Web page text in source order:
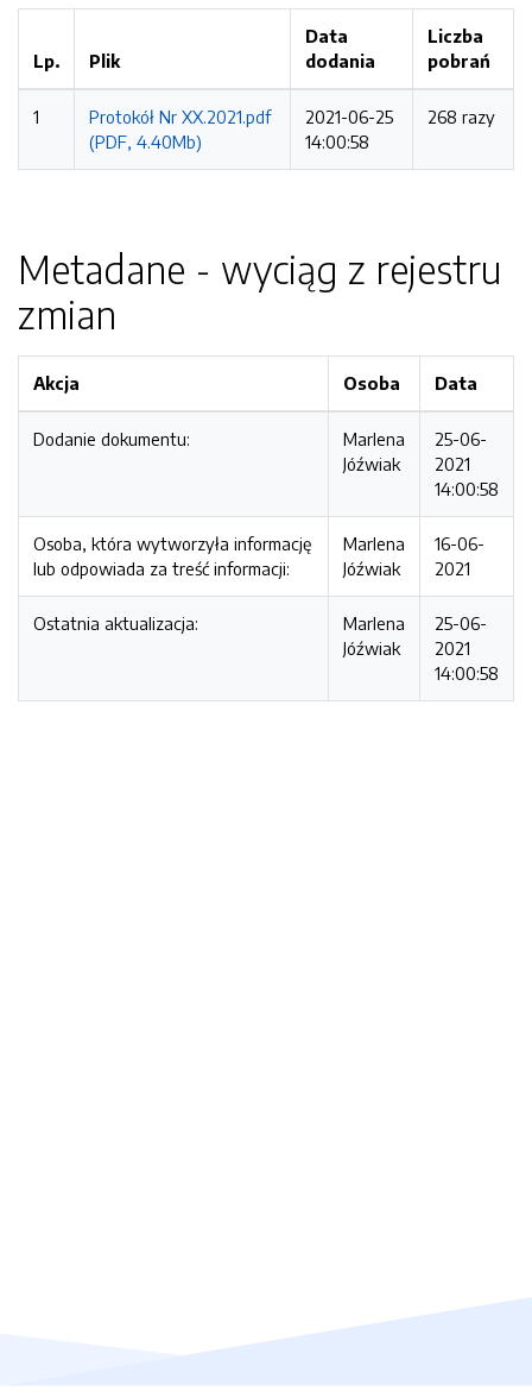
Lp. Plik
Data
dodania
Liczba
pobrań
1
Protokół Nr XX.2021.pdf
(PDF, 4.40Mb)
2021-06-25
14:00:58
268 razy
Metadane - wyciąg z rejestru
zmian
Akcja Osoba Data
Dodanie dokumentu:
Marlena
Jóźwiak
25-06-
2021
14:00:58
Osoba, która wytworzyła informację
lub odpowiada za treść informacji:
Marlena
Jóźwiak
16-06-
2021
Ostatnia aktualizacja:
Marlena
Jóźwiak
25-06-
2021
14:00:58